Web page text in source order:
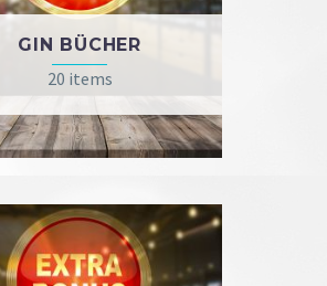
GIN BÜCHER
20 items